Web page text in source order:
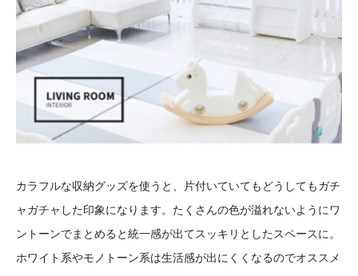
カラフルな収納グッズを使うと、片付いていてもどうしてもガチ
ャガチャした印象になります。たくさんの色が溢れないようにワ
ントーンでまとめると統一感が出てスッキリとしたスペースに。
ホワイト系やモノトーン系は生活感が出にくくなるのでオススメ